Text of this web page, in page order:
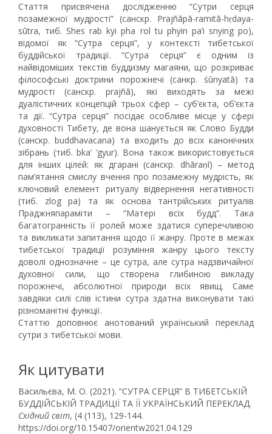
Стаття присвячена дослідженню “Сутри серця
позамежної мудрості” (санскр. Prajñāpā-ramitā-hṛdaya-
sūtra, тиб. Shes rab kyi pha rol tu phyin pa’i snying po),
відомої як “Сутра серця”, у контексті тибетської
буддійської традиції. “Сутра серця” є одним із
найвідоміших текстів буддизму магаяни, що розкриває
філософські доктрини порожнечі (санкр. śūnyatā) та
мудрості (санскр. prajñā), які виходять за межі
дуалістичних концепцій трьох сфер – суб’єкта, об’єкта
та дії. “Сутра серця” посідає особливе місце у сфері
духовності Тибету, де вона шанується як Слово Будди
(санскр. buddhavacana) та входить до всіх канонічних
зібрань (тиб. bka’ ’gyur). Вона також використовується
для інших цілей: як дгарані (санскр. dhāraṇī) – метод
пам’ятання смислу вчення про позамежну мудрість, як
ключовий елемент ритуалу відвернення негативності
(тиб. zlog pa) та як основа тантрійських ритуалів
Праджняпараміти – “Матері всіх будд”. Така
багатогранність її ролей може здатися суперечливою
та викликати запитання щодо її жанру. Проте в межах
тибетської традиції розуміння жанру цього тексту
доволі однозначне – це сутра, але сутра надзвичайної
духовної сили, що створена глибиною викладу
порожнечі, абсолютної природи всіх явищ. Саме
завдяки силі слів істини сутра здатна виконувати такі
різноманітні функції.
Статтю доповнює анотований український переклад
сутри з тибетської мови.
Як цитувати
Васильєва, М. О. (2021). “СУТРА СЕРЦЯ” В ТИБЕТСЬКІЙ
БУДДІЙСЬКІЙ ТРАДИЦІЇ ТА ЇЇ УКРАЇНСЬКИЙ ПЕРЕКЛАД.
Східний світ, (4 (113), 129-144.
https://doi.org/10.15407/orientw2021.04.129